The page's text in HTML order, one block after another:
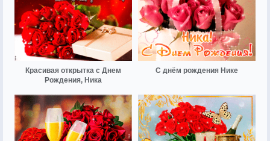
Красивая открытка с Днем
Рождения, Ника
С днём рождения Нике